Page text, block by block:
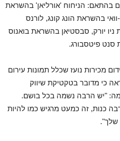
בהתאם: הניחוח 'אורליאן' בהשראת
בהשראת הונג קונג, לורנס
יורק, סבסטיאן בהשראת בואנוס
סנט פיטסבורג.
מכירות נועז שכלל תמונות עירום
כי מדובר בטקטיקת שיווק
"יש הרבה נשמה בכל בושם.
כנות, זה כמעט מרגיש כמו להיות
שלך".